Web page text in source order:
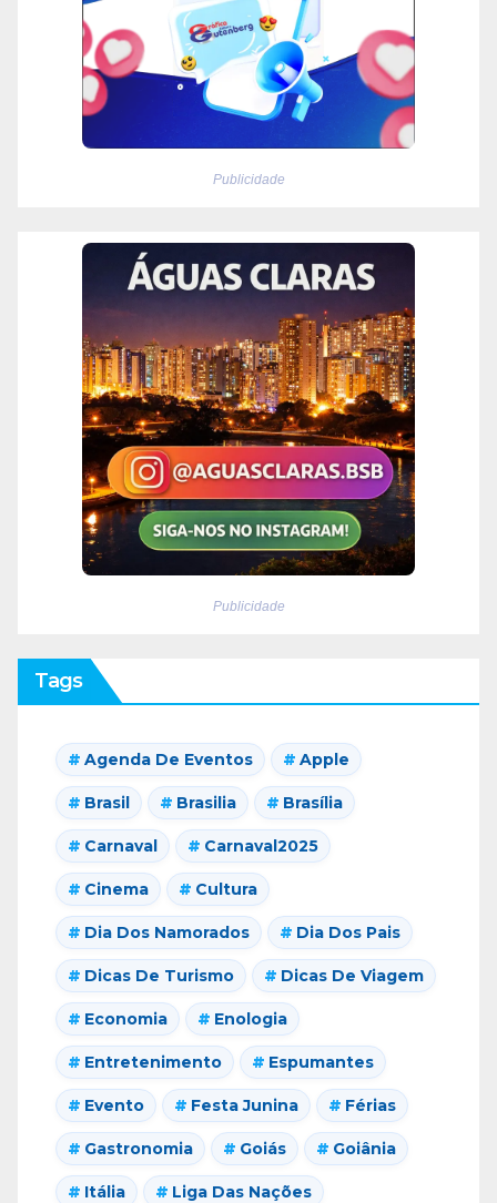
Publicidade
Publicidade
Tags
Agenda De Eventos Apple
Brasil Brasilia Brasília
Carnaval Carnaval2025
Cinema Cultura
Dia Dos Namorados Dia Dos Pais
Dicas De Turismo Dicas De Viagem
Economia Enologia
Entretenimento Espumantes
Evento Festa Junina Férias
Gastronomia Goiás Goiânia
Itália Liga Das Nações